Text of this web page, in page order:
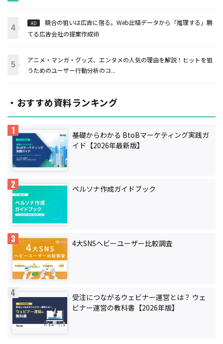
AD
競合の狙いは広告に宿る。Web出稿データから「推理する」勝
てる広告会社の提案作成術
アニメ・マンガ・グッズ、エンタメの人気の理由を解説！ヒットを狙
うためのユーザー行動分析のコ...
・おすすめ資料ランキング
基礎からわかる BtoBマーケティング実践ガ
イド【2026年最新版】
ペルソナ作成ガイドブック
4大SNSヘビーユーザー比較調査
受注につながるウェビナー運営とは？ ウェ
ビナー運営の教科書【2026年版】